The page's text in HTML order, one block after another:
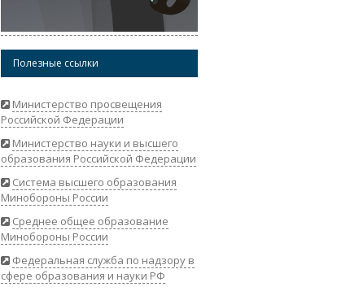
Полезные ссылки
Министерство просвещения
Российской Федерации
Министерство науки и высшего
образования Российской Федерации
Система высшего образования
Минобороны России
Среднее общее образование
Минобороны России
Федеральная служба по надзору в
сфере образования и науки РФ